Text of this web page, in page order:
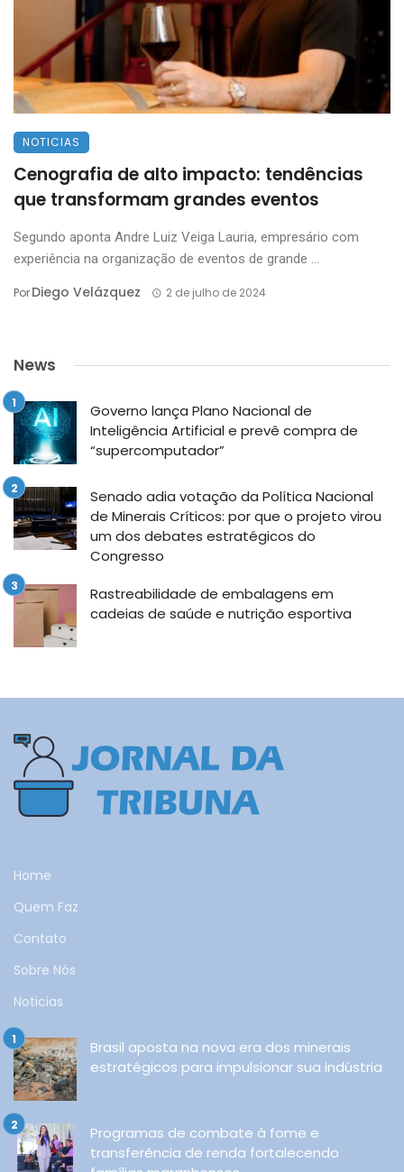
NOTICIAS
Cenografia de alto impacto: tendências
que transformam grandes eventos
Segundo aponta Andre Luiz Veiga Lauria, empresário com
experiência na organização de eventos de grande ...
PorDiego Velázquez 2 de julho de 2024
News
Governo lança Plano Nacional de
Inteligência Artificial e prevê compra de
“supercomputador”
Senado adia votação da Política Nacional
de Minerais Críticos: por que o projeto virou
um dos debates estratégicos do
Congresso
Rastreabilidade de embalagens em
cadeias de saúde e nutrição esportiva
Home
Quem Faz
Contato
Sobre Nós
Noticias
Brasil aposta na nova era dos minerais
estratégicos para impulsionar sua indústria
Programas de combate à fome e
transferência de renda fortalecendo